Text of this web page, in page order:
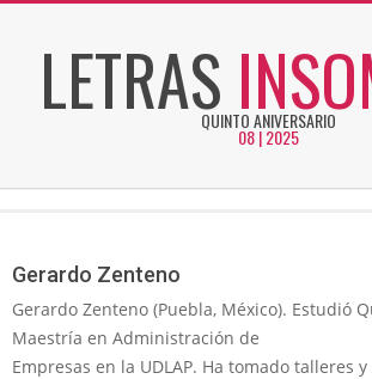
LETRASQUINTO ANIVERSARIO
08 | 2025
Gerardo Zenteno
Gerardo Zenteno (Puebla, México). Estudió
Maestría en Administración de
Empresas en la UDLAP. Ha tomado talleres